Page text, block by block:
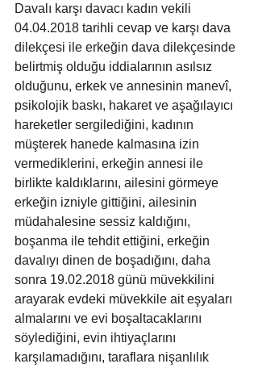
Davalı karşı davacı kadın vekili
04.04.2018 tarihli cevap ve karşı dava
dilekçesi ile erkeğin dava dilekçesinde
belirtmiş olduğu iddialarının asılsız
olduğunu, erkek ve annesinin manevî,
psikolojik baskı, hakaret ve aşağılayıcı
hareketler sergilediğini, kadının
müşterek hanede kalmasına izin
vermediklerini, erkeğin annesi ile
birlikte kaldıklarını, ailesini görmeye
erkeğin izniyle gittiğini, ailesinin
müdahalesine sessiz kaldığını,
boşanma ile tehdit ettiğini, erkeğin
davalıyı dinen de boşadığını, daha
sonra 19.02.2018 günü müvekkilini
arayarak evdeki müvekkile ait eşyaları
almalarını ve evi boşaltacaklarını
söylediğini, evin ihtiyaçlarını
karşılamadığını, taraflara nişanlılık